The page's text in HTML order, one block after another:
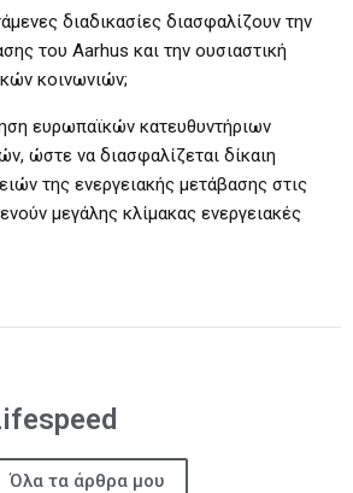
διαδικασίες διασφαλίζουν την
του Aarhus και την ουσιαστική
κοινωνιών;
ευρωπαϊκών κατευθυντήριων
ώστε να διασφαλίζεται δίκαιη
της ενεργειακής μετάβασης στις
μεγάλης κλίμακας ενεργειακές
Όλα τα άρθρα μου